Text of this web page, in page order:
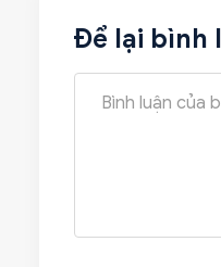
Để lại bình